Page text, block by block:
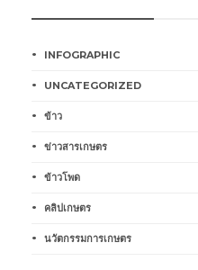
INFOGRAPHIC
UNCATEGORIZED
ข้าว
ข่าวสารเกษตร
ข้าวโพด
คลิปเกษตร
นวัตกรรมการเกษตร